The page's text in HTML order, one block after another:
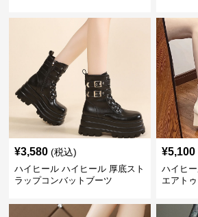
¥3,580 (税込)
ハイヒール ハイヒール 厚底スト
ラップコンバットブーツ
¥5,100
ハイヒ
エアト